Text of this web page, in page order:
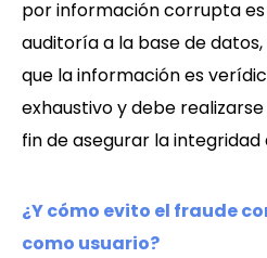
por información corrupta
auditoría a la base de
que la información es
exhaustivo y debe
fin de asegurar la integridad
¿Y cómo evito el fraude
como usuario?